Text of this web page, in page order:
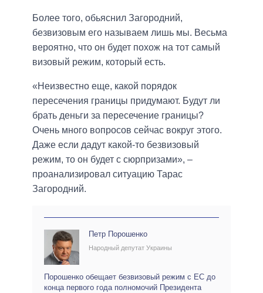
Более того, обьяснил Загородний,
безвизовым его называем лишь мы. Весьма
вероятно, что он будет похож на тот самый
визовый режим, который есть.
«Неизвестно еще, какой порядок
пересечения границы придумают. Будут ли
брать деньги за пересечение границы?
Очень много вопросов сейчас вокруг этого.
Даже если дадут какой-то безвизовый
режим, то он будет с сюрпризами», –
проанализировал ситуацию Тарас
Загородний.
Петр Порошенко
Народный депутат Украины
Порошенко обещает безвизовый режим с ЕС до
конца первого года полномочий Президента